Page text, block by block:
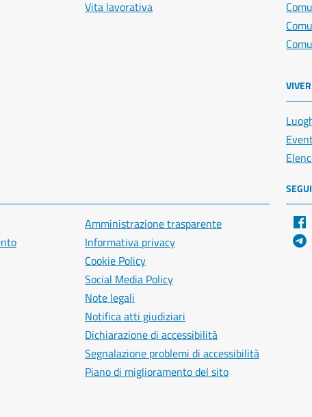
Vita lavorativa
Amministrazione trasparente
Informativa privacy
Cookie Policy
Social Media Policy
Note legali
Notifica atti giudiziari
Dichiarazione di accessibilità
Segnalazione problemi di accessibilità
Piano di miglioramento del sito